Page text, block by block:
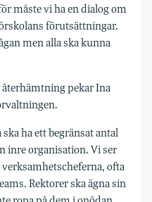
måste vi ha en dialog om
förutsättningar.
men alla ska kunna
pekar Ina
ha ett begränsat antal
inre organisation. Vi ser
ofta
Rektorer ska ägna sin